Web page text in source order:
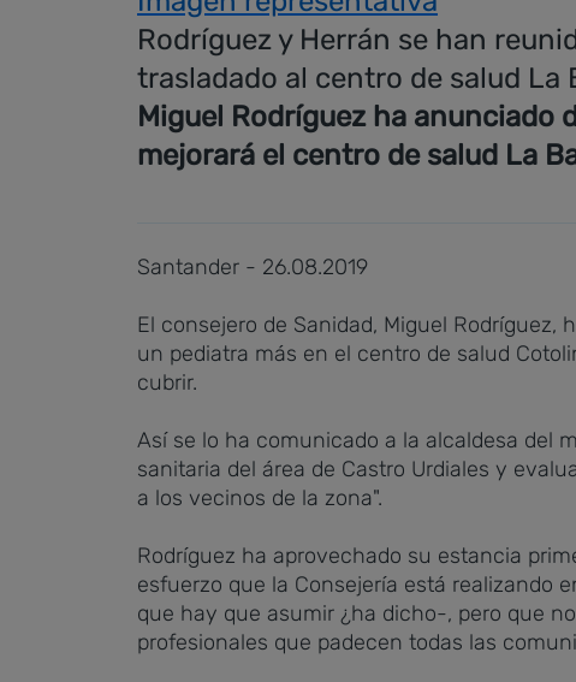
Rodríguez y Herrán se han
trasladado al centro de salud La
Miguel Rodríguez ha anunciado
mejorará el centro de salud La
Santander - 26.08.2019
El consejero de Sanidad, Miguel
un pediatra más en el centro de salud
cubrir.
Así se lo ha comunicado a la alcaldesa del
sanitaria del área de Castro Urdiales y
a los vecinos de la zona".
Rodríguez ha aprovechado su estancia
esfuerzo que la Consejería está realizando
que hay que asumir ¿ha dicho-, pero que
profesionales que padecen todas las